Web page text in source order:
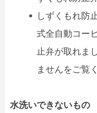
しずくもれ防
式全自動コー
止弁が取れま
ませんをご覧
水洗いできないもの